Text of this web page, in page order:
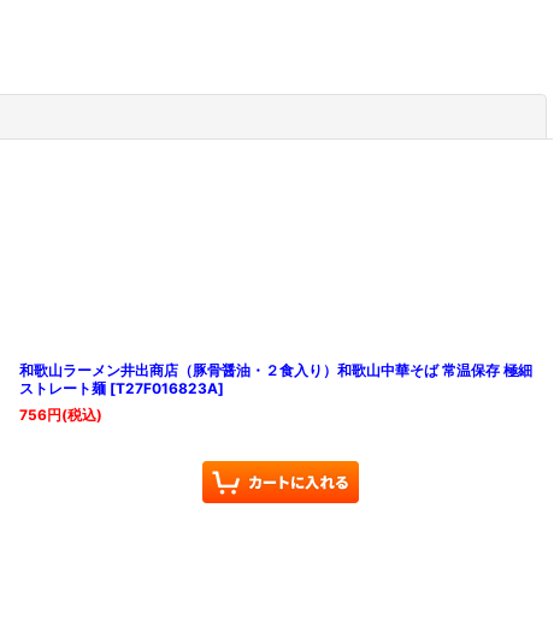
和歌山ラーメン井出商店（豚骨醤油・２食入り）和歌山中華そば 常温保存 極細
ストレート麺 [T27F016823A]
756円(税込)